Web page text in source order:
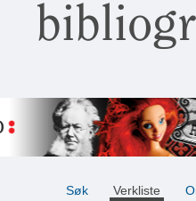
Søk Verkliste